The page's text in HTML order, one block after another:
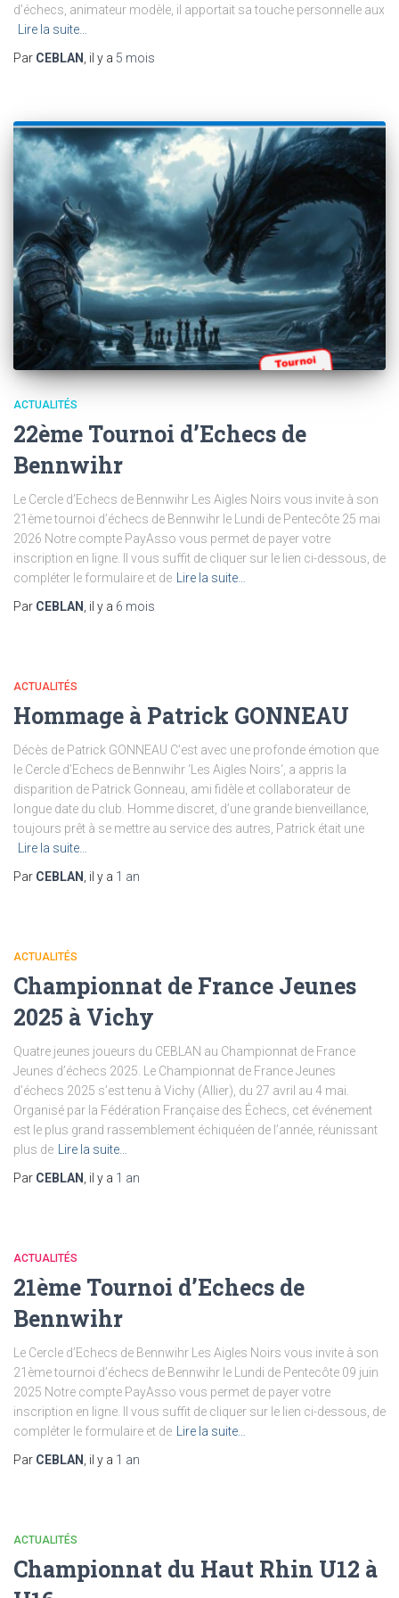
d’échecs, animateur modèle, il apportait sa touche personnelle aux
Lire la suite…
Par CEBLAN , il y a 5 mois
ACTUALITÉS
22ème Tournoi d’Echecs de
Bennwihr
Le Cercle d’Echecs de Bennwihr Les Aigles Noirs vous invite à son
21ème tournoi d’échecs de Bennwihr le Lundi de Pentecôte 25 mai
2026 Notre compte PayAsso vous permet de payer votre
inscription en ligne. Il vous suffit de cliquer sur le lien ci-dessous, de
compléter le formulaire et de
Lire la suite…
Par CEBLAN , il y a 6 mois
ACTUALITÉS
Hommage à Patrick GONNEAU
Décès de Patrick GONNEAU C’est avec une profonde émotion que
le Cercle d’Echecs de Bennwihr ‘Les Aigles Noirs‘, a appris la
disparition de Patrick Gonneau, ami fidèle et collaborateur de
longue date du club. Homme discret, d’une grande bienveillance,
toujours prêt à se mettre au service des autres, Patrick était une
Lire la suite…
Par CEBLAN , il y a 1 an
ACTUALITÉS
Championnat de France Jeunes
2025 à Vichy
Quatre jeunes joueurs du CEBLAN au Championnat de France
Jeunes d’échecs 2025. Le Championnat de France Jeunes
d’échecs 2025 s’est tenu à Vichy (Allier), du 27 avril au 4 mai.
Organisé par la Fédération Française des Échecs, cet événement
est le plus grand rassemblement échiquéen de l’année, réunissant
plus de
Lire la suite…
Par CEBLAN , il y a 1 an
ACTUALITÉS
21ème Tournoi d’Echecs de
Bennwihr
Le Cercle d’Echecs de Bennwihr Les Aigles Noirs vous invite à son
21ème tournoi d’échecs de Bennwihr le Lundi de Pentecôte 09 juin
2025 Notre compte PayAsso vous permet de payer votre
inscription en ligne. Il vous suffit de cliquer sur le lien ci-dessous, de
compléter le formulaire et de
Lire la suite…
Par CEBLAN , il y a 1 an
ACTUALITÉS
Championnat du Haut Rhin U12 à